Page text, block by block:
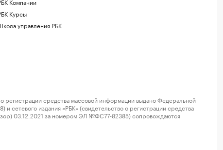
Курсы
управления РБК
средства массовой информации выдано Федеральной
издания «РБК» (свидетельство о регистрации средства
03.12.2021 за номером ЭЛ №ФС77-82385) сопровождаются